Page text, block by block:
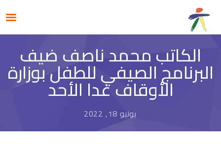
الكاتب محمد ناصف ضيف
البرنامج الصيفي للطفل بوزارة
الأوقاف غدا الأحد
يونيو 18, 2022